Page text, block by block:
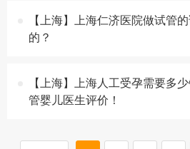
【上海】上海仁济医院做试管
的？
【上海】上海人工受孕需要多
管婴儿医生评价！